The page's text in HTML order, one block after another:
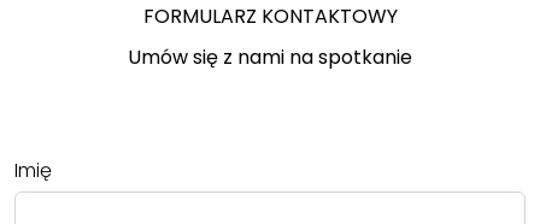
FORMULARZ KONTAKTOWY
Umów się z nami na spotkanie
Imię